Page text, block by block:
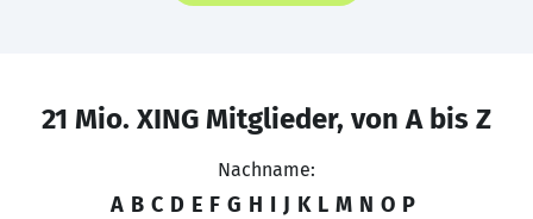
21 Mio. XING Mitglieder, von A bis Z
Nachname:
A B C D E F G H I J K L M N O P